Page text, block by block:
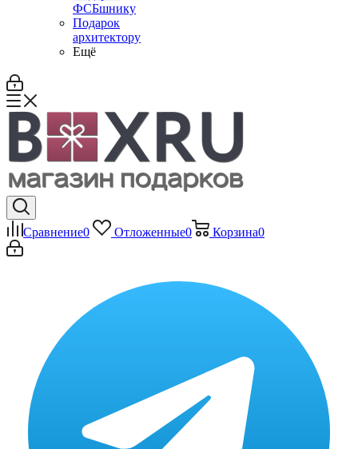
ФСБшнику
Подарок
архитектору
Ещё
Сравнение0 Отложенные0 Корзина0